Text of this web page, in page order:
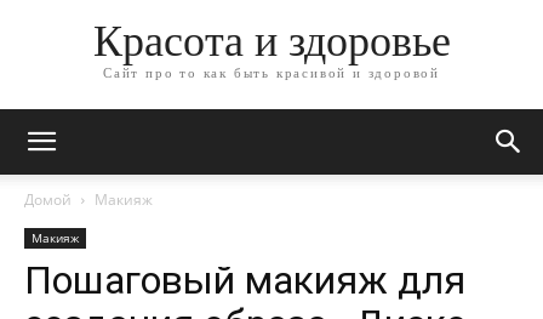
Красота и здоровье
Сайт про то как быть красивой и здоровой
Домой Макияж
Макияж
Пошаговый макияж для